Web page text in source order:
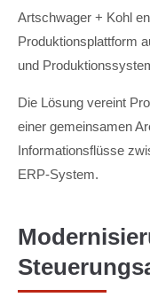
Artschwager + Kohl
Produktionsplattform
und
Die Lösung vereint
einer gemeinsamen
Informationsflüsse
ERP-System.